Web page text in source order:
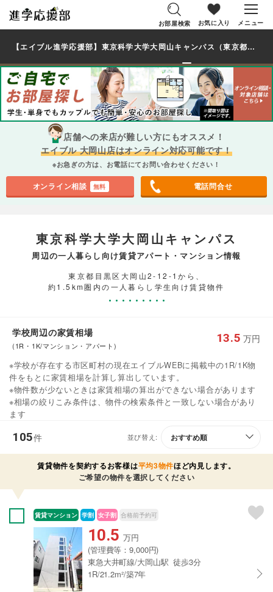
お部屋検索 お気に入り メニュー
【エイブル進学応援部】東京科学大学大岡山キャンパス（東京都）周辺の賃貸を探す｜学生・大学生の一人暮らし向け賃貸マンション・アパート
店舗への来店が難しい方にもオススメ！
エイブル 大岡山店はオンライン対応可能です！
※お急ぎの方は、お電話にてお問い合わせください！
オンライン相談 無料 電話問合せ
東京科学大学大岡山キャンパス
周辺の一人暮らし向け賃貸アパート・マンション情報
東京都目黒区大岡山2-12-1から、
約1.5km圏内の一人暮らし学生向け賃貸物件
学校周辺の家賃相場
(1R・1K/マンション・アパート)
13.5 万円
※学校が存在する市区町村の現在エイブルWEBに掲載中の1R/1K物
件をもとに家賃相場を計算し算出しています。
※物件数が少ないときは家賃相場の算出ができない場合があります
※相場の絞りこみ条件は、物件の検索条件と一致しない場合があり
ます
105件 並び替え:
賃貸物件を契約するお客様は平均3物件ほど内見します。
ご希望の物件を選択してください
賃貸マンション 学割 女子割 合格前予約可
10.5 万円
(管理費等：9,000円)
東急大井町線/大岡山駅 徒歩3分
1R/21.2m²/築7年